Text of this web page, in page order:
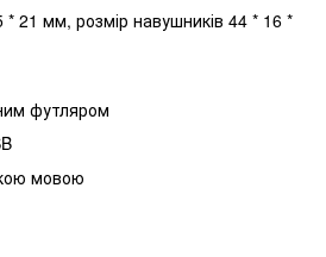
* 21 мм, розмір навушників 44 * 16 *
футляром
мовою